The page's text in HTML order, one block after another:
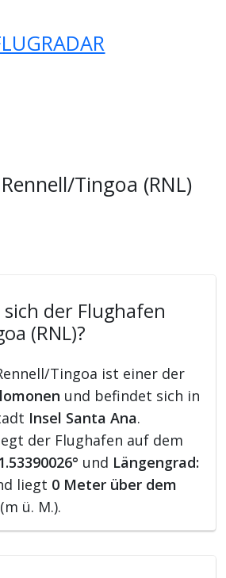
Tingoa (RNL)
der Flughafen
(RNL)?
Tingoa ist einer der
und befindet sich in
Insel Santa Ana.
der Flughafen auf dem
und Längengrad:
liegt 0 Meter über dem
(m ü. M.).